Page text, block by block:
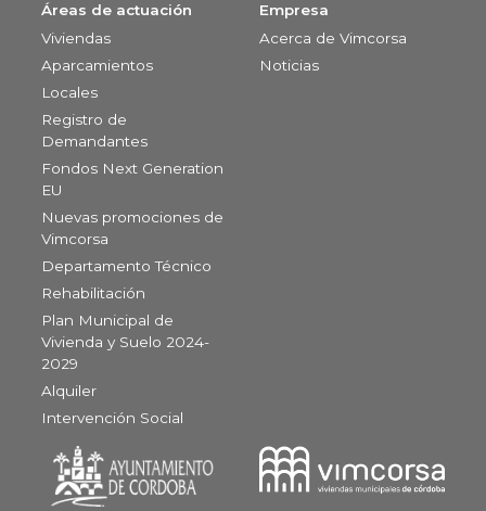
Áreas de actuación
Viviendas
Aparcamientos
Locales
Registro de
Demandantes
Fondos Next Generation
EU
Nuevas promociones de
Vimcorsa
Departamento Técnico
Rehabilitación
Plan Municipal de
Vivienda y Suelo 2024-
2029
Alquiler
Intervención Social
Empresa
Acerca de Vimcorsa
Noticias